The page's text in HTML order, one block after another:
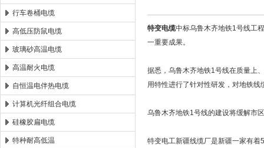
安徽康泰电气有限公司
行车卷桶电缆
高低压防鼠电缆
玻璃砂高温电缆
高温耐火电缆
自恒温电伴热电缆
计算机光纤组合电缆
硅橡胶扁电缆
特种耐高低温
特变电缆中标乌鲁木齐地铁1号线工
一重要成果。
据悉，乌鲁木齐地铁1号线在质量上
用特性进行了针对性研发，对地铁
乌鲁木齐地铁1号线的建设将缓解市
特变电工新疆线缆厂是新疆一家有